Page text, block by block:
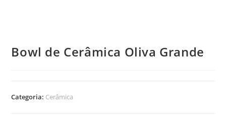
Bowl de Cerâmica Oliva Grande
Categoria: Cerâmica